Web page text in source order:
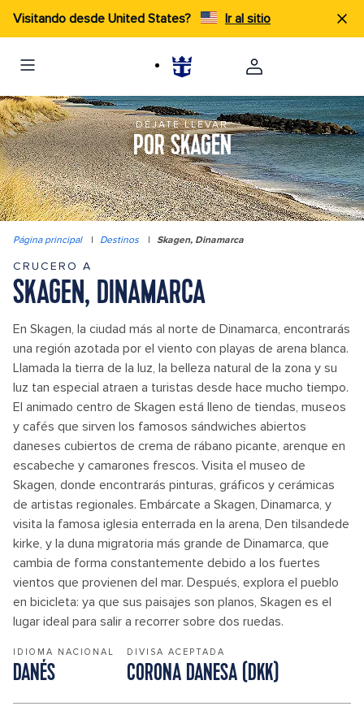
Visitando desde United States? Ir al sitio
DÉJATE LLEVAR
POR SKAGEN
Página principal | Destinos | Skagen, Dinamarca
CRUCERO A
SKAGEN, DINAMARCA
En Skagen, la ciudad más al norte de Dinamarca, encontrarás
una región azotada por el viento con playas de arena blanca.
Llamada la tierra de la luz, la belleza natural de la zona y su
luz tan especial atraen a turistas desde hace mucho tiempo.
El animado centro de Skagen está lleno de tiendas, museos
y cafés que sirven los famosos sándwiches abiertos
daneses cubiertos de crema de rábano picante, arenque en
escabeche y camarones frescos. Visita el museo de
Skagen, donde encontrarás pinturas, gráficos y cerámicas
de artistas regionales. Embárcate a Skagen, Dinamarca, y
visita la famosa iglesia enterrada en la arena, Den tilsandede
kirke, y la duna migratoria más grande de Dinamarca, que
cambia de forma constantemente debido a los fuertes
vientos que provienen del mar. Después, explora el pueblo
en bicicleta: ya que sus paisajes son planos, Skagen es el
lugar ideal para salir a recorrer sobre dos ruedas.
IDIOMA NACIONAL
DANÉS
DIVISA ACEPTADA
CORONA DANESA (DKK)